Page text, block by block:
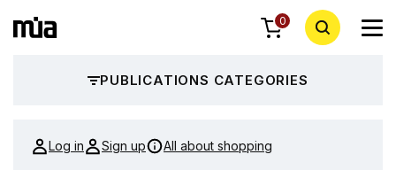
0
PUBLICATIONS CATEGORIES
Log in Sign up All about shopping